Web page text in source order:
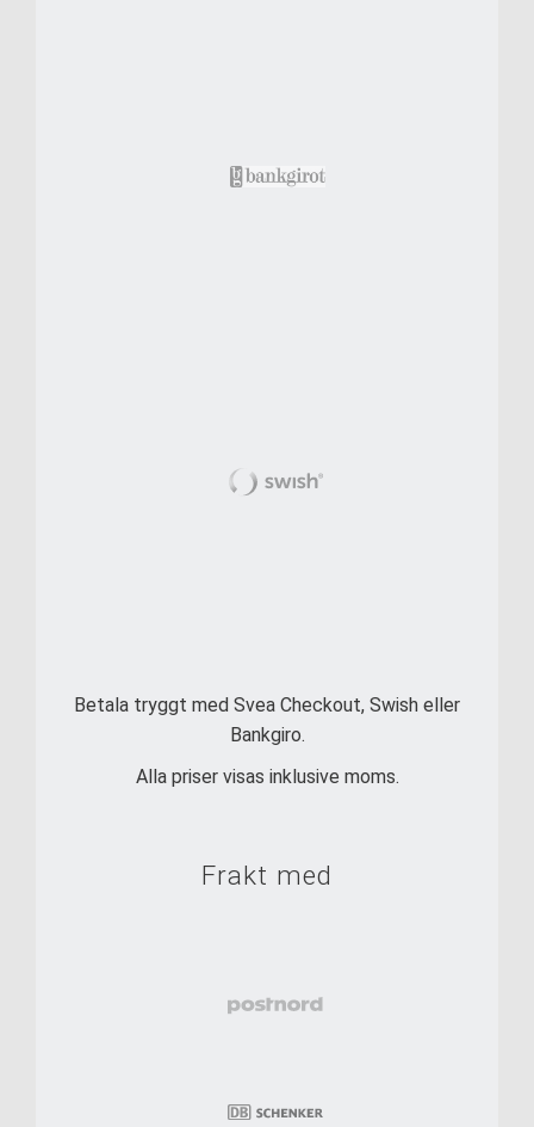
Betala tryggt med Svea Checkout, Swish eller
Bankgiro.
Alla priser visas inklusive moms.
Frakt med